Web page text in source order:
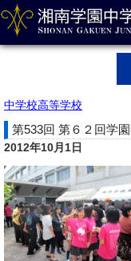
中学校高等学校
第533回 第６２回学
2012年10月1日